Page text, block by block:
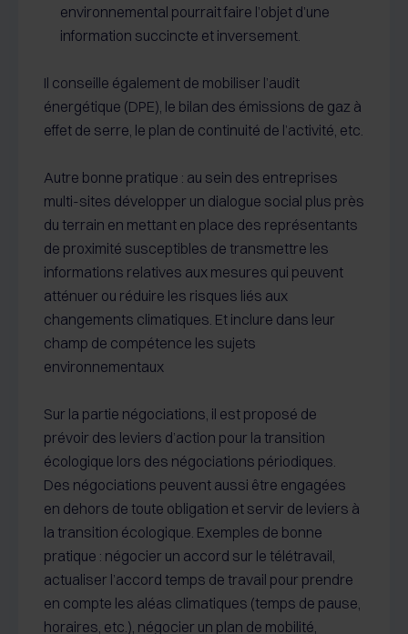
environnemental pourrait faire l’objet d’une
information succincte et inversement.
Il conseille également de mobiliser l’audit
énergétique (DPE), le bilan des émissions de gaz à
effet de serre, le plan de continuité de l’activité, etc.
Autre bonne pratique : au sein des entreprises
multi-sites développer un dialogue social plus près
du terrain en mettant en place des représentants
de proximité susceptibles de transmettre les
informations relatives aux mesures qui peuvent
atténuer ou réduire les risques liés aux
changements climatiques. Et inclure dans leur
champ de compétence les sujets
environnementaux
Sur la partie négociations, il est proposé de
prévoir des leviers d’action pour la transition
écologique lors des négociations périodiques.
Des négociations peuvent aussi être engagées
en dehors de toute obligation et servir de leviers à
la transition écologique. Exemples de bonne
pratique : négocier un accord sur le télétravail,
actualiser l’accord temps de travail pour prendre
en compte les aléas climatiques (temps de pause,
horaires, etc.), négocier un plan de mobilité,